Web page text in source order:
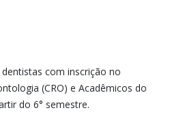
com inscrição no
(CRO) e Acadêmicos do
do 6° semestre.